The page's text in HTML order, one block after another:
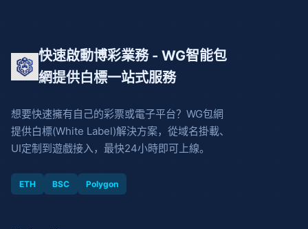
快速啟動博彩業務 - WG智能包
網提供白標一站式服務
想要快速擁有自己的彩票或電子平台？WG包網
提供白標(White Label)解決方案，從域名掛載、
UI定制到遊戲接入，最快24小時即可上線。
ETH BSC Polygon